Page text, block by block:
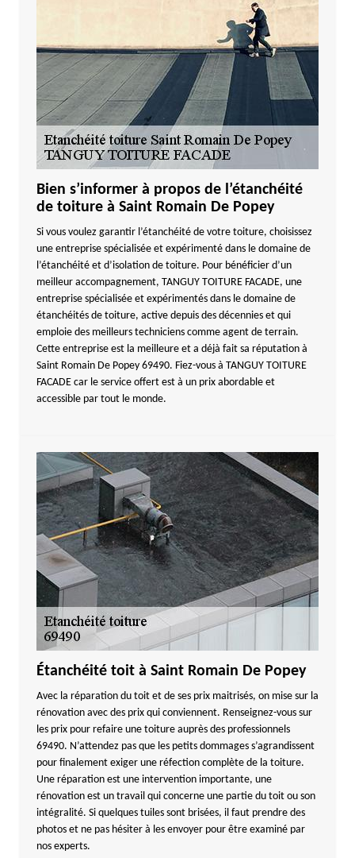
Bien s’informer à propos de l’étanchéité
de toiture à Saint Romain De Popey
Si vous voulez garantir l’étanchéité de votre toiture, choisissez
une entreprise spécialisée et expérimenté dans le domaine de
l’étanchéité et d’isolation de toiture. Pour bénéficier d’un
meilleur accompagnement, TANGUY TOITURE FACADE, une
entreprise spécialisée et expérimentés dans le domaine de
étanchéités de toiture, active depuis des décennies et qui
emploie des meilleurs techniciens comme agent de terrain.
Cette entreprise est la meilleure et a déjà fait sa réputation à
Saint Romain De Popey 69490. Fiez-vous à TANGUY TOITURE
FACADE car le service offert est à un prix abordable et
accessible par tout le monde.
Étanchéité toit à Saint Romain De Popey
Avec la réparation du toit et de ses prix maitrisés, on mise sur la
rénovation avec des prix qui conviennent. Renseignez-vous sur
les prix pour refaire une toiture auprès des professionnels
69490. N’attendez pas que les petits dommages s’agrandissent
pour finalement exiger une réfection complète de la toiture.
Une réparation est une intervention importante, une
rénovation est un travail qui concerne une partie du toit ou son
intégralité. Si quelques tuiles sont brisées, il faut prendre des
photos et ne pas hésiter à les envoyer pour être examiné par
nos experts.